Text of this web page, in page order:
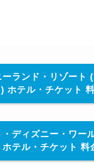
ーランド・リゾート
ホテル・チケット
・ディズニー・ワー
ホテル・チケット 料